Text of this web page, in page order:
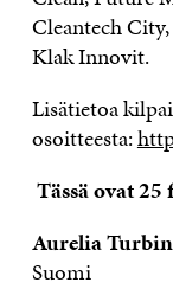
Cleantech
Klak Innovit.
Lisätietoa
osoitteesta:
Tässä ovat
Aurelia
Suomi